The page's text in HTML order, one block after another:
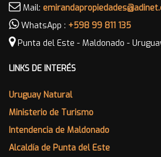
Mail:
WhatsApp : +598 99 811 135
Punta del Este - Maldonado -
LINKS DE INTERÉS
Uruguay Natural
Ministerio de Turismo
Intendencia de Maldonado
Alcaldía de Punta del Este